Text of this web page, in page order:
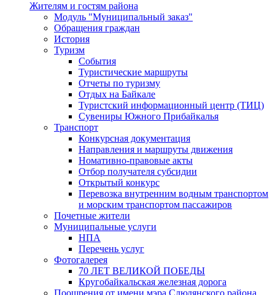
Жителям и гостям района
Модуль "Муниципальный заказ"
Обращения граждан
История
Туризм
События
Туристические маршруты
Отчеты по туризму
Отдых на Байкале
Туристский информационный центр (ТИЦ)
Сувениры Южного Прибайкалья
Транспорт
Конкурсная документация
Направления и маршруты движения
Номативно-правовые акты
Отбор получателя субсидии
Открытый конкурс
Перевозка внутренним водным транспортом
и морским транспортом пассажиров
Почетные жители
Муниципальные услуги
НПА
Перечень услуг
Фотогалерея
70 ЛЕТ ВЕЛИКОЙ ПОБЕДЫ
Кругобайкальская железная дорога
Поощрения от имени мэра Слюдянского района